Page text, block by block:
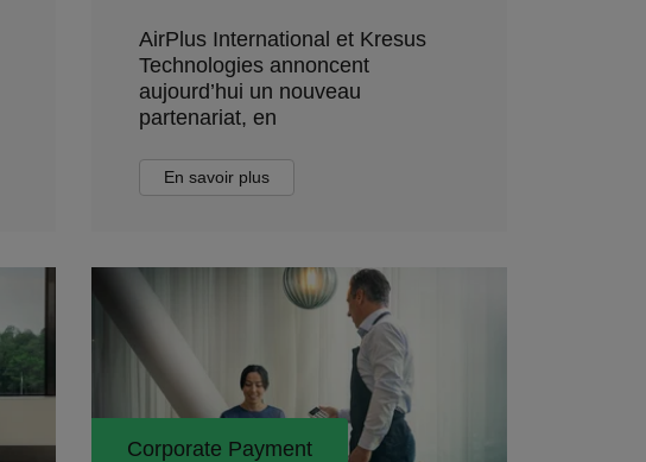
AirPlus International et Kresus
Technologies annoncent
aujourd’hui un nouveau
partenariat, en
En savoir plus
Corporate Payment